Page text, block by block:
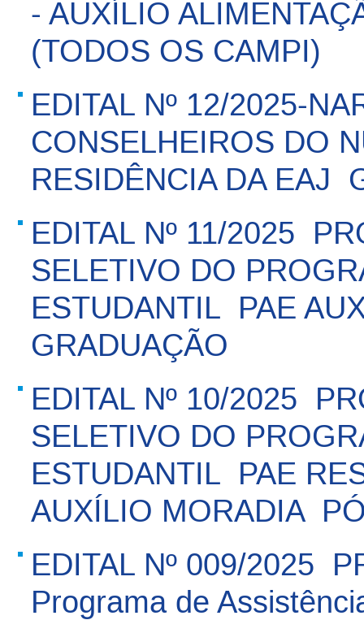
- AUXÍLIO
(TODOS OS CAMPI)
EDITAL Nº 12/2025-
CONSELHEIROS DO
RESIDÊNCIA DA EAJ 
EDITAL Nº 11/2025 
SELETIVO DO
ESTUDANTIL  PAE
GRADUAÇÃO
EDITAL Nº 10/2025 
SELETIVO DO
ESTUDANTIL  PAE
AUXÍLIO MORADIA 
EDITAL Nº 009/2025 
Programa de